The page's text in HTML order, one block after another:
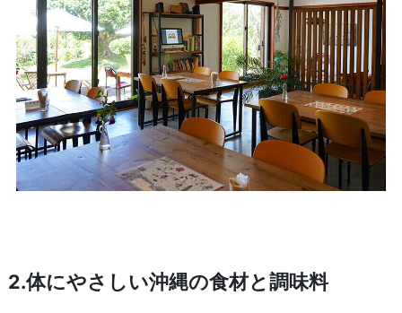
2.体にやさしい沖縄の食材と調味料